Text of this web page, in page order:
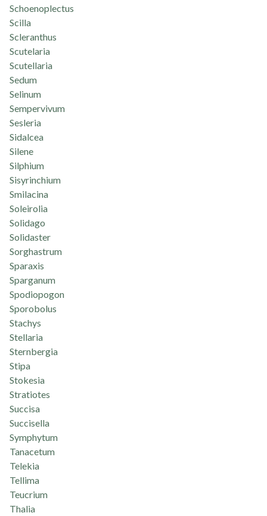
Schoenoplectus
Scilla
Scleranthus
Scutelaria
Scutellaria
Sedum
Selinum
Sempervivum
Sesleria
Sidalcea
Silene
Silphium
Sisyrinchium
Smilacina
Soleirolia
Solidago
Solidaster
Sorghastrum
Sparaxis
Sparganum
Spodiopogon
Sporobolus
Stachys
Stellaria
Sternbergia
Stipa
Stokesia
Stratiotes
Succisa
Succisella
Symphytum
Tanacetum
Telekia
Tellima
Teucrium
Thalia